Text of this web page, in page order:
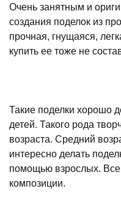
Очень занятным и
создания поделок из
прочная, гнущаяся,
купить ее тоже не
Такие поделки хорошо
детей. Такого рода
возраста. Средний
интересно делать
помощью взрослых. Все
композиции.